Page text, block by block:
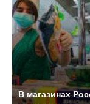
В магазинах